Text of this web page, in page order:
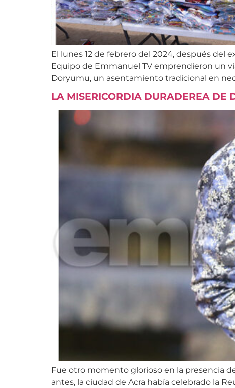
El lunes 12 de febrero del 2024, después del
Equipo de Emmanuel TV emprendieron un
Doryumu, un asentamiento tradicional en
LA MISERICORDIA DURADEREA DE
Fue otro momento glorioso en la presencia
antes, la ciudad de Acra había celebrado la